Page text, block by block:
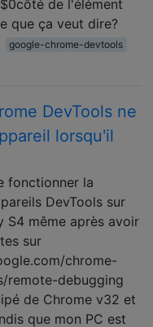
de l'élément
que ça veut dire?
google-chrome-devtools
DevTools ne
lorsqu'il
fonctionner la
DevTools sur
S4 même après avoir
sur
chrome-
remote-debugging
de Chrome v32 et
que mon PC est